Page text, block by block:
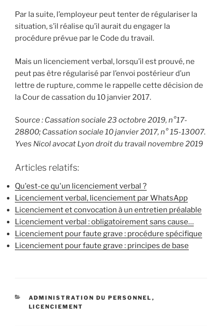
Par la suite, l’employeur peut tenter de régulariser la
situation, s’il réalise qu’il aurait du engager la
procédure prévue par le Code du travail.
Mais un licenciement verbal, lorsqu’il est prouvé, ne
peut pas être régularisé par l’envoi postérieur d’un
lettre de rupture, comme le rappelle cette décision de
la Cour de cassation du 10 janvier 2017.
Source : Cassation sociale 23 octobre 2019, n°17-
28800; Cassation sociale 10 janvier 2017, n° 15-13007.
Yves Nicol avocat Lyon droit du travail novembre 2019
Articles relatifs:
Qu'est-ce qu'un licenciement verbal ?
Licenciement verbal, licenciement par WhatsApp
Licenciement et convocation à un entretien préalable
Licenciement verbal : obligatoirement sans cause…
Licenciement pour faute grave : procédure spécifique
Licenciement pour faute grave : principes de base
CATÉGORIES
ADMINISTRATION DU PERSONNEL ,
LICENCIEMENT